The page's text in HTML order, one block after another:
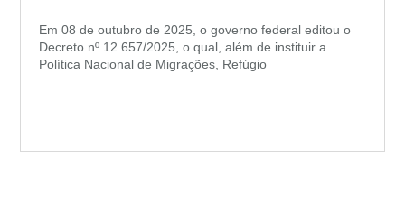
Em 08 de outubro de 2025, o governo federal editou o
Decreto nº 12.657/2025, o qual, além de instituir a
Política Nacional de Migrações, Refúgio